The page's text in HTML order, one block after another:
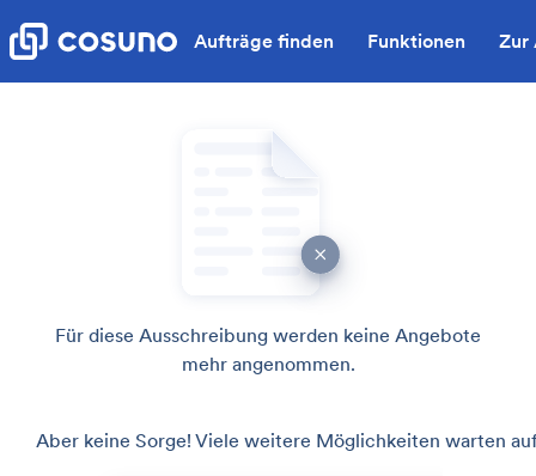
Aufträge finden Funktionen Zur
Für diese Ausschreibung werden keine Angebote
mehr angenommen.
Aber keine Sorge! Viele weitere Möglichkeiten warten